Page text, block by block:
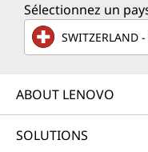
Sélectionnez un
SWITZERLAND -
ABOUT LENOVO
SOLUTIONS